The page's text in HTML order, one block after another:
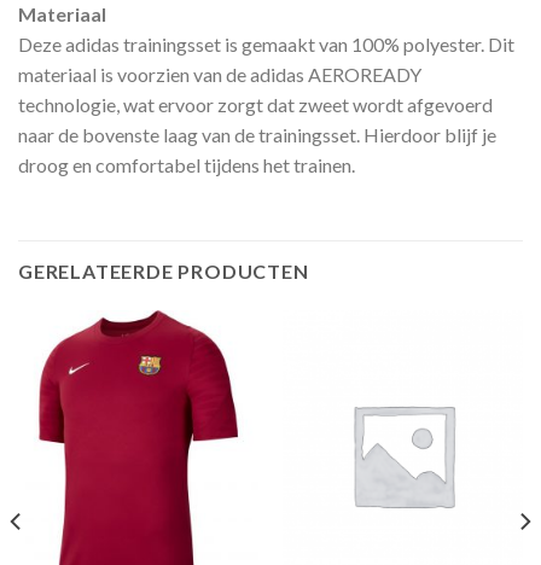
Materiaal
Deze adidas trainingsset is gemaakt van 100% polyester. Dit
materiaal is voorzien van de adidas AEROREADY
technologie, wat ervoor zorgt dat zweet wordt afgevoerd
naar de bovenste laag van de trainingsset. Hierdoor blijf je
droog en comfortabel tijdens het trainen.
GERELATEERDE PRODUCTEN